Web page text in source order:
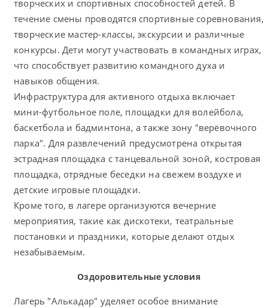
творческих и спортивных способностей детей. В
течение смены проводятся спортивные соревнования,
творческие мастер-классы, экскурсии и различные
конкурсы. Дети могут участвовать в командных играх,
что способствует развитию командного духа и
навыков общения.
Инфраструктура для активного отдыха включает
мини-футбольное поле, площадки для волейбола,
баскетбола и бадминтона, а также зону "верёвочного
парка". Для развлечений предусмотрена открытая
эстрадная площадка с танцевальной зоной, костровая
площадка, отрядные беседки на свежем воздухе и
детские игровые площадки.
Кроме того, в лагере организуются вечерние
мероприятия, такие как дискотеки, театральные
постановки и праздники, которые делают отдых
незабываемым.
Оздоровительные условия
Лагерь "Алькадар" уделяет особое внимание